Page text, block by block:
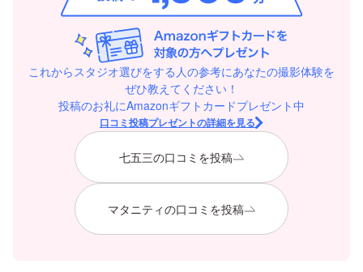
これからスタジオ選びをする人の参考にあなたの撮影体験を
ぜひ教えてください！
投稿のお礼にAmazonギフトカードプレゼント中
口コミ投稿プレゼントの詳細を見る
七五三の口コミを投稿
マタニティの口コミを投稿